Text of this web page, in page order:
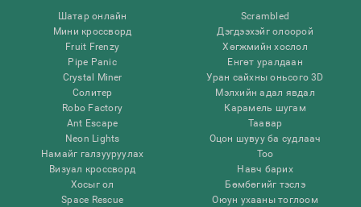
Шатар онлайн
Мини кроссворд
Fruit Frenzy
Pipe Panic
Crystal Miner
Солитер
Robo Factory
Ant Escape
Neon Lights
Намайг галзууруулах
Визуал кроссворд
Хосыг ол
Space Rescue
Scrambled
Дэгдээхэйг олоорой
Хөгжмийн хослол
Eнгөт уралдаан
Уран сайхны оньсого 3D
Мэлхийн адал явдал
Карамель шугам
Таавар
Оцон шувуу ба судлаач
Тоо
Навч барих
Бөмбөгийг тэслэ
Оюун ухааны тоглоом